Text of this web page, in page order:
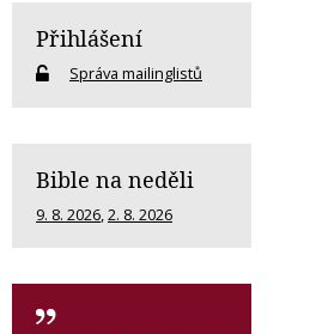
Přihlášení
Správa mailinglistů
Bible na neděli
9. 8. 2026,2. 8. 2026